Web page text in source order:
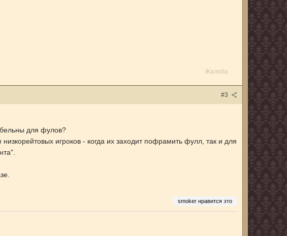
Жалоба
#3
для фулов?
игроков - когда их заходит пофрамить фулл, так и для
smoker нравится это